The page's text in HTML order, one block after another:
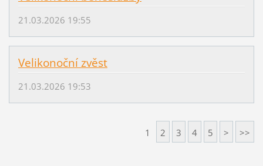
21.03.2026 19:55
Velikonoční zvěst
21.03.2026 19:53
1 2 3 4 5 > >>